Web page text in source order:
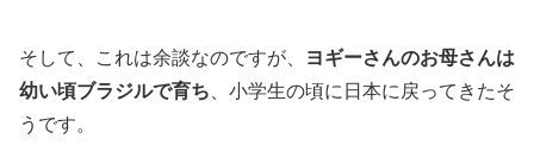
そして、これは余談なのですが、
ヨギーさんのお母さんは
幼い頃ブラジルで育ち 、小学生の頃に日本に戻ってきたそ
うです。